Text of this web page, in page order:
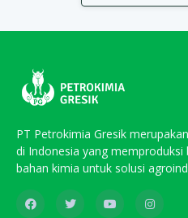
PT Petrokimia Gresik
di Indonesia yang
bahan kimia untuk solusi